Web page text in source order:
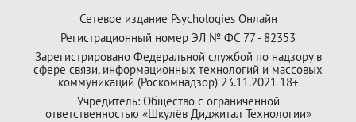
Сетевое издание Psychologies Онлайн
Регистрационный номер ЭЛ № ФС 77 - 82353
Зарегистрировано Федеральной службой по надзору в
сфере связи, информационных технологий и массовых
коммуникаций (Роскомнадзор) 23.11.2021 18+
Учредитель: Общество с ограниченной
ответственностью «Шкулёв Диджитал Технологии»